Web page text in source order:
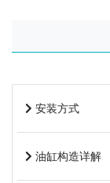
安装方式
油缸构造详解